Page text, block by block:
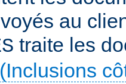
au
traite les